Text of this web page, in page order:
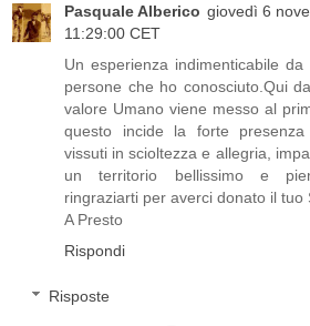
Pasquale Alberico giovedì 6
11:29:00 CET
Un esperienza indimenticabile
persone che ho conosciuto.Qui
valore Umano viene messo al
questo incide la forte presenza
vissuti in scioltezza e allegria,
un territorio bellissimo e
ringraziarti per averci donato il tuo
A Presto
Rispondi
Risposte